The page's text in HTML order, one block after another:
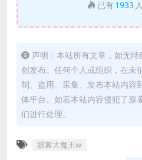
已有 1933
声明：本站所有文章，如无
创发布。任何个人或组织，在未
制、盗用、采集、发布本站内容
体平台。如若本站内容侵犯了原
们进行处理。
眼酱大魔王w